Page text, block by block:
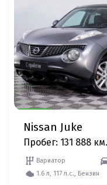
Nissan Juke
Пробег: 131 888 км.
Вариатор
1.6 л, 117 л.с., Бензин